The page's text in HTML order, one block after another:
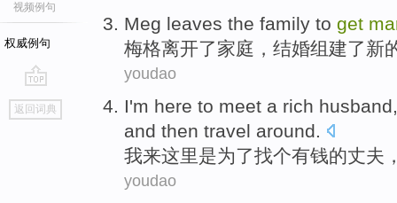
视频例句
权威例句
go
top
返回词典
Meg leaves the family to get
梅格离开了家庭，结婚组建了新
youdao
I'm here to meet a rich
and then travel around.
我来这里是为了找个有钱的丈夫
youdao